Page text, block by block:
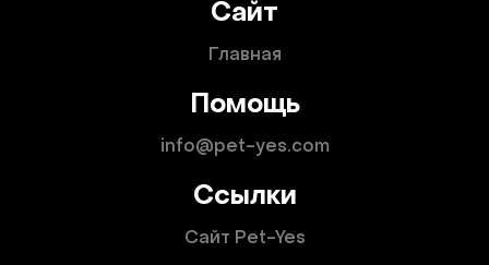
Сайт
Главная
Помощь
info@pet-yes.com
Ссылки
Сайт Pet-Yes